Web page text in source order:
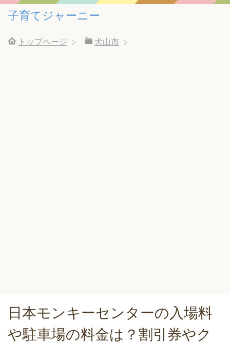
子育てジャーニー
トップページ 犬山市
日本モンキーセンターの入場料
や駐車場の料金は？割引券やク